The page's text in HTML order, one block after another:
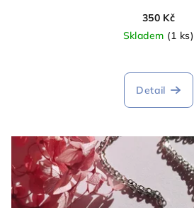
350 Kč
Skladem (1 ks)
Detail